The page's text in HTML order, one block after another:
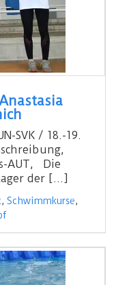
SVK / 18.-19.
AUT, Die
der […]
, Schwimmkurse,